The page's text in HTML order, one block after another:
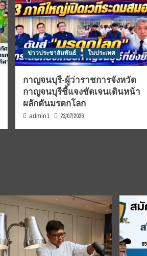
ข่าวประชาสัมพันธ์ ในประเทศ
กาญจนบุรี-ผู้ว่าราชการจังหวัด
กาญจนบุรีชี้แจงชัดเจนเดินหน้า
ผลักดันมรดกโลก
admin1 23/07/2026